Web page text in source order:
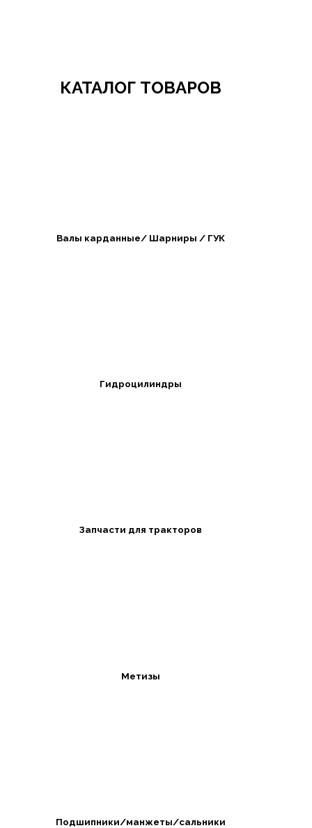
КАТАЛОГ ТОВАРОВ
Валы карданные/ Шарниры / ГУК
Гидроцилиндры
Запчасти для тракторов
Метизы
Подшипники/манжеты/сальники